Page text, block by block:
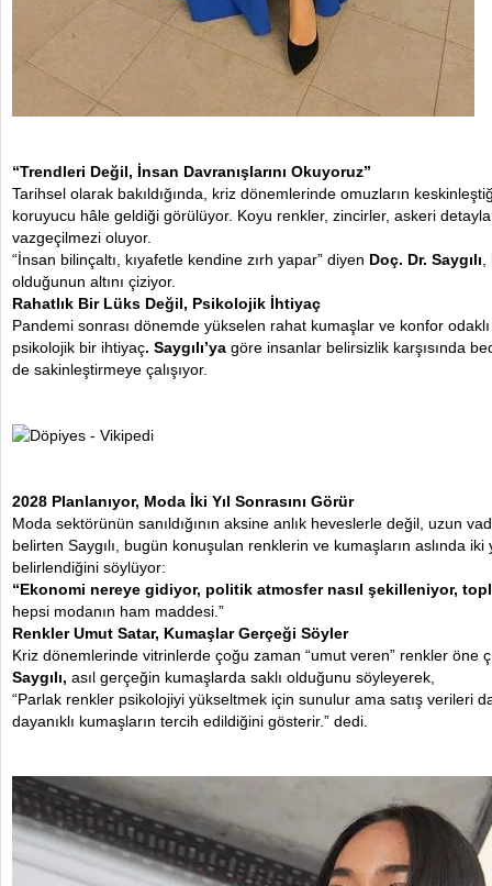
“Trendleri Değil, İnsan Davranışlarını Okuyoruz”
Tarihsel olarak bakıldığında, kriz dönemlerinde omuzların
koruyucu hâle geldiği görülüyor. Koyu renkler, zincirler, askeri
vazgeçilmezi oluyor.
“İnsan bilinçaltı, kıyafetle kendine zırh yapar” diyen Doç. Dr. Saygılı
olduğunun altını çiziyor.
Rahatlık Bir Lüks Değil, Psikolojik İhtiyaç
Pandemi sonrası dönemde yükselen rahat kumaşlar ve konfor
psikolojik bir ihtiyaç. Saygılı’ya göre insanlar belirsizlik karşısında
de sakinleştirmeye çalışıyor.
2028 Planlanıyor, Moda İki Yıl Sonrasını Görür
Moda sektörünün sanıldığının aksine anlık heveslerle değil, uzun
belirten Saygılı, bugün konuşulan renklerin ve kumaşların aslında iki
belirlendiğini söylüyor:
“Ekonomi nereye gidiyor, politik atmosfer nasıl şekilleniyor,
hepsi modanın ham maddesi.”
Renkler Umut Satar, Kumaşlar Gerçeği Söyler
Kriz dönemlerinde vitrinlerde çoğu zaman “umut veren” renkler öne
Saygılı, asıl gerçeğin kumaşlarda saklı olduğunu söyleyerek,
“Parlak renkler psikolojiyi yükseltmek için sunulur ama satış verileri
dayanıklı kumaşların tercih edildiğini gösterir.” dedi.